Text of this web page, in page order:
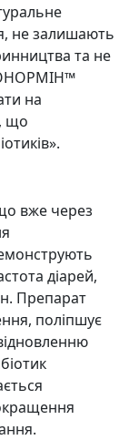
не залишають
та не
на
що
вже через
діарей,
Препарат
поліпшує